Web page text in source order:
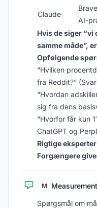
Claude
AI-
Hvis de siger “vi
samme måde”,
Opfølgende
“Hvilken
fra Reddit?”
“Hvordan
sig fra dens
“Hvorfor får kun
ChatGPT og
Rigtige
Forgængere
M
Spørgsmål om